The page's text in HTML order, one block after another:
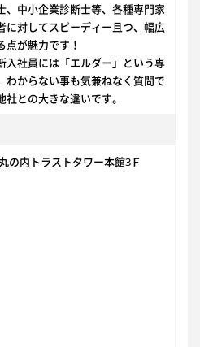
中小企業診断士等、各種専門家
に対してスピーディー且つ、幅広
点が魅力です！
社員には「エルダー」という専
わからない事も気兼ねなく質問で
との大きな違いです。
の内トラストタワー本館3Ｆ